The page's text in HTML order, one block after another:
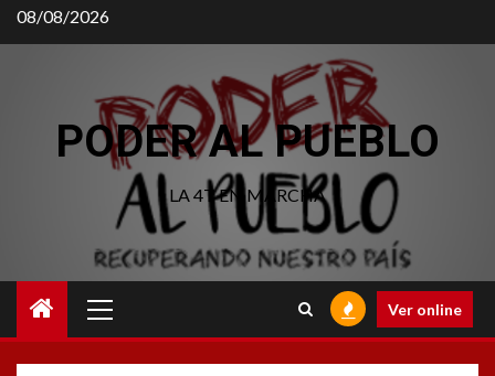
Saltar
al
08/08/2026
PODER AL PUEBLO
LA 4T EN MARCHA
principal
Ver online